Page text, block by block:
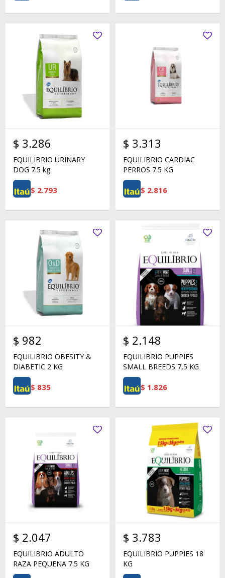
$ 3.286
EQUILIBRIO URINARY
DOG 7.5 kg
$ 2.793
$ 3.313
EQUILIBRIO CARDIAC
PERROS 7.5 KG
$ 2.816
$ 982
EQUILIBRIO OBESITY &
DIABETIC 2 KG
$ 835
$ 2.148
EQUILIBRIO PUPPIES
SMALL BREEDS 7,5 KG
$ 1.826
$ 2.047
EQUILIBRIO ADULTO
RAZA PEQUENA 7.5 KG
$ 3.783
EQUILIBRIO PUPPIES 18
KG